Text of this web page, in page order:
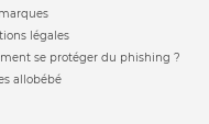
légales
se protéger du phishing ?
allobébé